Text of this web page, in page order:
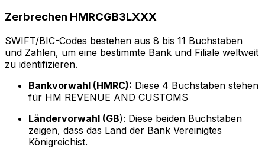
Zerbrechen HMRCGB3LXXX
SWIFT/BIC-Codes bestehen aus 8 bis 11 Buchstaben
und Zahlen, um eine bestimmte Bank und Filiale weltweit
zu identifizieren.
Bankvorwahl (HMRC): Diese 4 Buchstaben stehen
für HM REVENUE AND CUSTOMS
Ländervorwahl (GB): Diese beiden Buchstaben
zeigen, dass das Land der Bank Vereinigtes
Königreichist.